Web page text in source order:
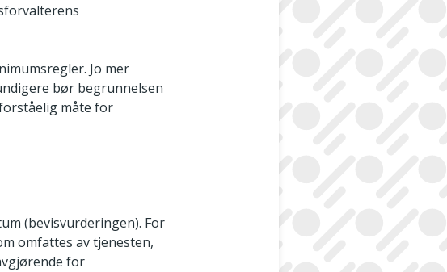
Jo mer
bør begrunnelsen
måte for
(bevisvurderingen). For
omfattes av tjenesten,
for